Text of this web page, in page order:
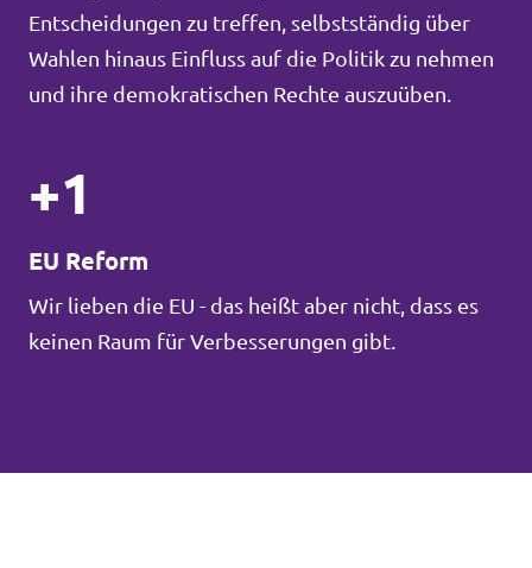
Entscheidungen zu treffen, selbstständig über
Wahlen hinaus Einfluss auf die Politik zu nehmen
und ihre demokratischen Rechte auszuüben.
+1
EU Reform
Wir lieben die EU - das heißt aber nicht, dass es
keinen Raum für Verbesserungen gibt.